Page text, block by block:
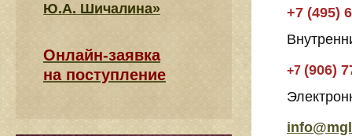
+7 (495)
+7 (906)
Ю.А. Шичалина»
Онлайн-заявка
на поступление